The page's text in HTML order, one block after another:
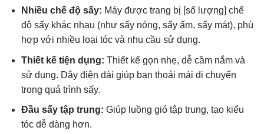
Nhiều chế độ sấy: Máy được trang bị [số lượng] chế
độ sấy khác nhau (như sấy nóng, sấy ấm, sấy mát), phù
hợp với nhiều loại tóc và nhu cầu sử dụng.
Thiết kế tiện dụng: Thiết kế gọn nhẹ, dễ cầm nắm và
sử dụng. Dây điện dài giúp bạn thoải mái di chuyển
trong quá trình sấy.
Đầu sấy tập trung: Giúp luồng gió tập trung, tạo kiểu
tóc dễ dàng hơn.